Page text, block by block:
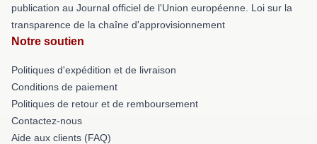
publication au Journal officiel de l'Union européenne. Loi sur la
transparence de la chaîne d'approvisionnement
Notre soutien
Politiques d'expédition et de livraison
Conditions de paiement
Politiques de retour et de remboursement
Contactez-nous
Aide aux clients (FAQ)